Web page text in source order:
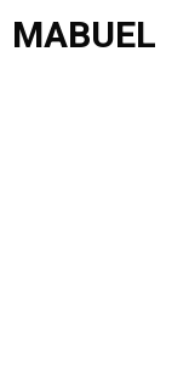
Saltar
alMABUEL